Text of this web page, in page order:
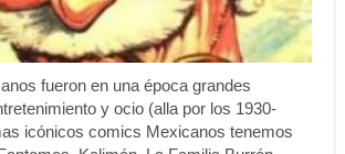
fueron en una época grandes
y ocio (alla por los 1930-
icónicos comics Mexicanos tenemos